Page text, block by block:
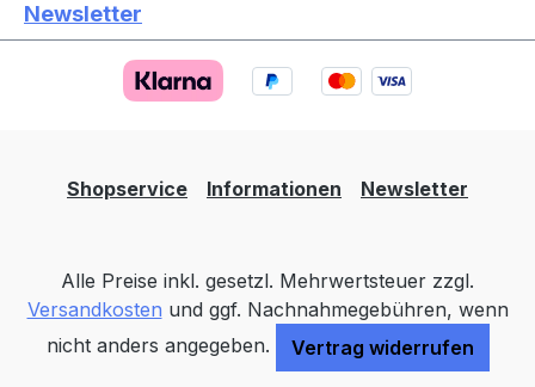
Newsletter
Shopservice Informationen Newsletter
Alle Preise inkl. gesetzl. Mehrwertsteuer zzgl.
Versandkosten und ggf. Nachnahmegebühren, wenn
nicht anders angegeben.
Vertrag widerrufen
Text vergrößern
Farben invertieren Monochrom
Animationen stoppen Überschriften hervorheben
Großer Cursor Leseführung